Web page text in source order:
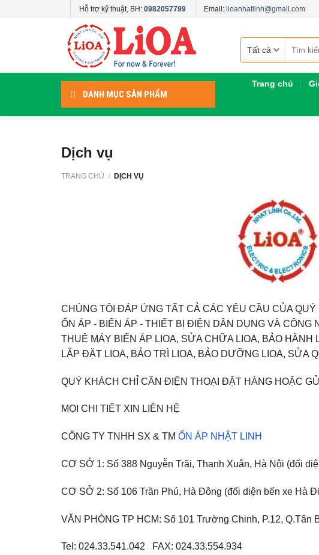
Hỗ trợ kỹ thuật, BH: 0982057799 Email: lioanhatlinh@gmail.com
kiếm:
DANH MỤC SẢN PHẨM
Trang chủ
Dịch vụ
TRANG CHỦ / DỊCH VỤ
CHÚNG TÔI ĐÁP ỨNG TẤT CẢ CÁC YÊU CẦU CỦA
ỔN ÁP - BIẾN ÁP - THIẾT BỊ ĐIỆN DÂN DỤNG VÀ CÔNG
THUÊ MÁY BIẾN ÁP LIOA, SỬA CHỮA LIOA, BẢO
LẮP ĐẶT LIOA, BẢO TRÌ LIOA, BẢO DƯỠNG LIOA, SỬA
QUÝ KHÁCH CHỈ CẦN ĐIỆN THOẠI ĐẶT HÀNG HOẶC
MỌI CHI TIẾT XIN LIÊN HỆ
CÔNG TY TNHH SX & TM ỔN ÁP NHẬT LINH
CƠ SỞ 1: Số 388 Nguyễn Trãi, Thanh Xuân, Hà Nội (đối
CƠ SỞ 2: Số 106 Trần Phú, Hà Đông (đối diện bến xe Hà
VĂN PHÒNG TP HCM: Số 101 Trường Chinh, P.12, Q.Tân
Tel: 024.33.541.042 FAX: 024.33.554.934